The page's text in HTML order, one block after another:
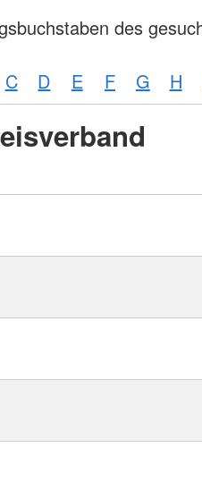
des
C D E F G H